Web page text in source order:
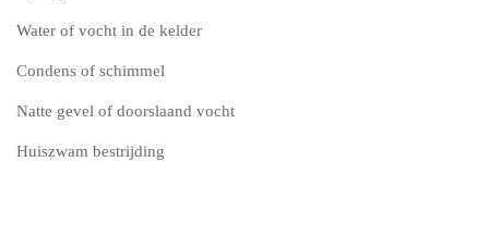
Water of vocht in de kelder
Condens of schimmel
Natte gevel of doorslaand vocht
Huiszwam bestrijding